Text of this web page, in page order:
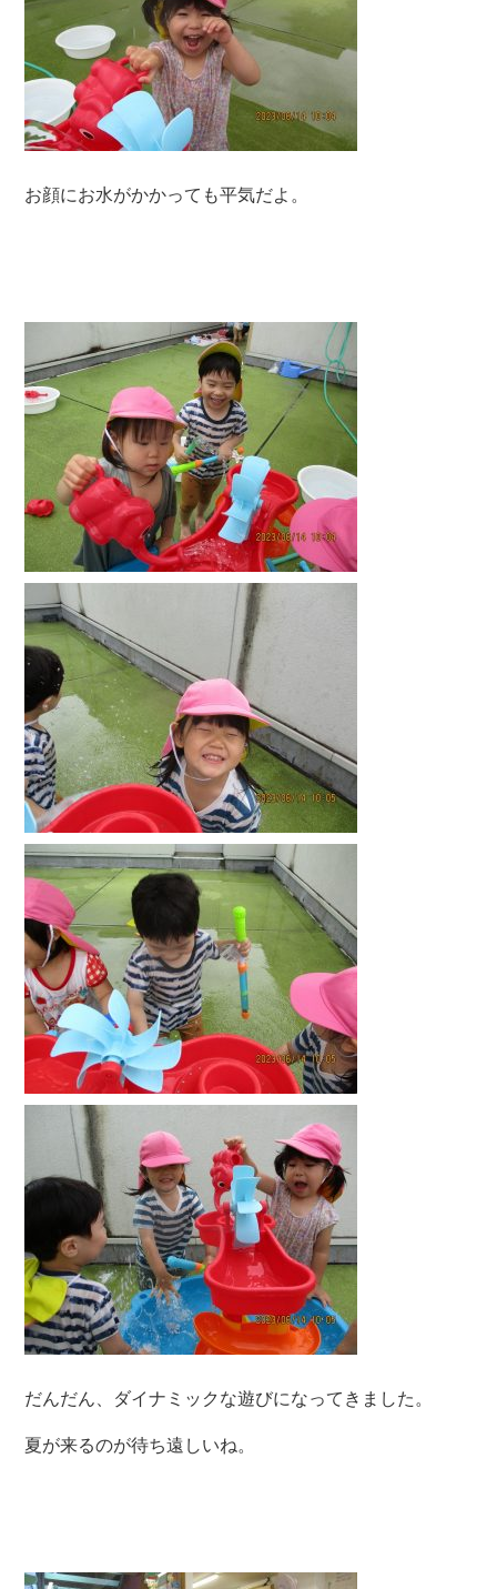
お顔にお水がかかっても平気だよ。
だんだん、ダイナミックな遊びになってきました。
夏が来るのが待ち遠しいね。